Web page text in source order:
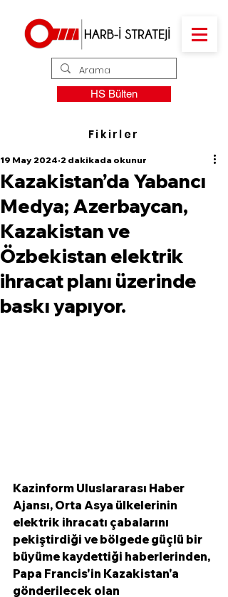
HS Bülten
Fikirler
Kazakistan’da Yabancı
Medya; Azerbaycan,
Kazakistan ve
Özbekistan elektrik
ihracat planı üzerinde
baskı yapıyor.
19 May 2024 2 dakikada okunur
Kazinform Uluslararası Haber
Ajansı, Orta Asya ülkelerinin
elektrik ihracatı çabalarını
pekiştirdiği ve bölgede güçlü bir
büyüme kaydettiği haberlerinden,
Papa Francis'in Kazakistan'a
gönderilecek olan